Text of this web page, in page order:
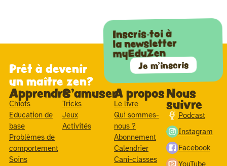
Prêt à devenir
un maître zen?
Inscris-toi à
la newsletter
myEduZen
Je m'inscris
Apprendre
Chiots
Education de
base
Problèmes de
comportement
Soins
S'amuser
Tricks
Jeux
Activités
A propos
Le livre
Qui sommes-
nous ?
Abonnement
Calendrier
Cani-classes
Nous
suivre
Podcast
Instagram
Facebook
YouTube